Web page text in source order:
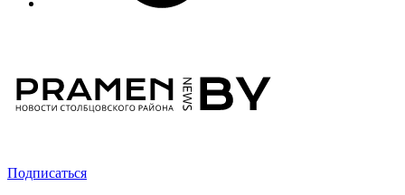
Подписаться